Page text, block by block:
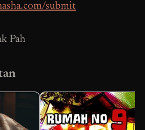
submit
Pah